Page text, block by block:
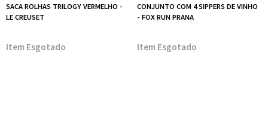
SACA ROLHAS TRILOGY VERMELHO -
LE CREUSET
Esgotado
CONJUNTO COM 4 SIPPERS DE VINHO
- FOX RUN PRANA
Esgotado